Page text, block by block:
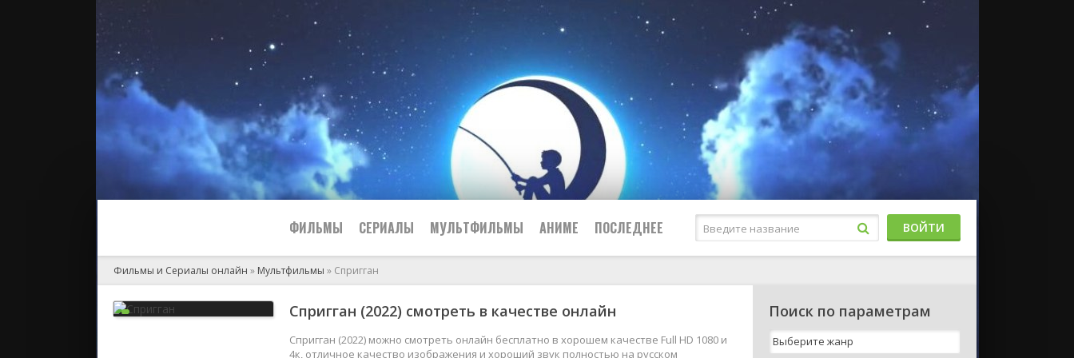
ФИЛЬМЫ
2024
Боевики
Военные
Мелодрамы
Приключения
СЕРИАЛЫ МУЛЬТФИЛЬМЫ АНИМЕ ПОСЛЕДНЕЕ
2024
ВОЙТИ
Фильмы и Сериалы онлайн » Мультфильмы » Спригган
Спригган (2022) смотреть в качестве онлайн
Спригган (2022) можно смотреть онлайн бесплатно в хорошем качестве Full HD 1080 и
4к, отличное качество изображения и хороший звук полностью на русском
Поиск по параметрам